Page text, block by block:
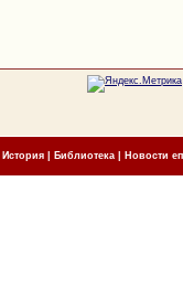
История| Библиотека Новости